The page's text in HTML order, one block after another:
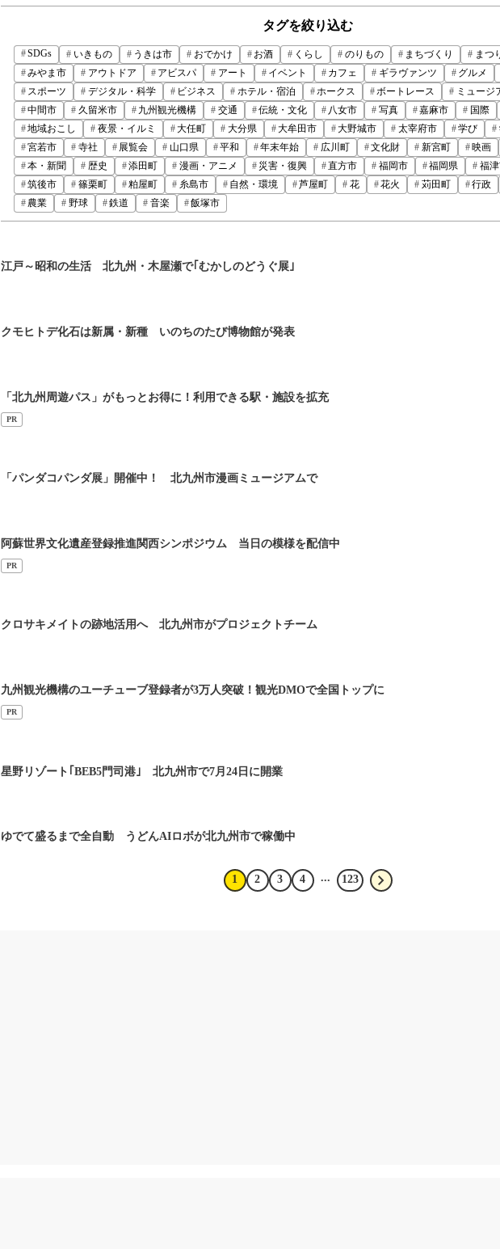
タグを絞り込む
SDGs いきもの うきは市 おでかけ お酒 くらし のりもの まちづくり まつ
みやま市
アウトドア アビスパ アート イベント カフェ ギラヴァンツ グルメ
スポーツ
デジタル・科学 ビジネス ホテル・宿泊 ホークス ボートレース ミュージ
中間市
久留米市 九州観光機構 交通 伝統・文化 八女市 写真 嘉麻市 国際
地域おこし
夜景・イルミ 大任町 大分県 大牟田市 大野城市 太宰府市 学び
宮若市
寺社 展覧会 山口県 平和 年末年始 広川町 文化財 新宮町 映画
本・新聞
歴史 添田町 漫画・アニメ 災害・復興 直方市 福岡市 福岡県 福
筑後市
篠栗町 粕屋町 糸島市 自然・環境 芦屋町 花 花火 苅田町 行政
農業
野球 鉄道 音楽 飯塚市
江戸～昭和の生活 北九州・木屋瀬で｢むかしのどうぐ展｣
クモヒトデ化石は新属・新種 いのちのたび博物館が発表
「北九州周遊パス」がもっとお得に！利用できる駅・施設を拡充
PR
「パンダコパンダ展」開催中！ 北九州市漫画ミュージアムで
阿蘇世界文化遺産登録推進関西シンポジウム 当日の模様を配信中
PR
クロサキメイトの跡地活用へ 北九州市がプロジェクトチーム
九州観光機構のユーチューブ登録者が3万人突破！観光DMOで全国トップに
PR
星野リゾート｢BEB5門司港｣ 北九州市で7月24日に開業
ゆでて盛るまで全自動 うどんAIロボが北九州市で稼働中
1 2 3 4 ... 123